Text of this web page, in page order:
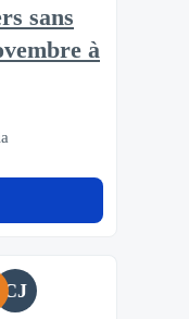
sans
à
CJ